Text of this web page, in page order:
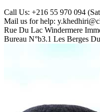
Call Us: +216 55 970 094
Mail us for help:
Rue Du Lac Windermere
Bureau N°b3.1 Les Berges